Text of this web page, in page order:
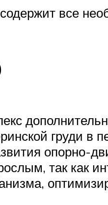
все
груди в
опорно-
так как